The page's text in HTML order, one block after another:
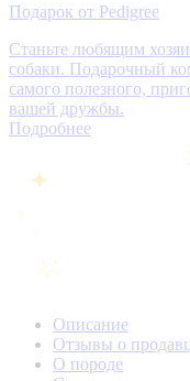
Подарок от Pedigree
Станьте любящим
собаки. Подарочный
самого полезного,
вашей дружбы.
Подробнее
Описание
Отзывы о
О породе